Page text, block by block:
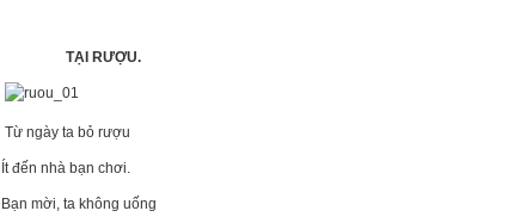
TẠI RƯỢU.
Từ ngày ta bỏ rượu
Ít đến nhà bạn chơi.
Bạn mời, ta không uống